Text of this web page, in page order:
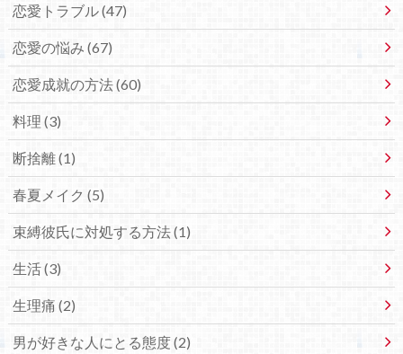
恋愛トラブル (47)
恋愛の悩み (67)
恋愛成就の方法 (60)
料理 (3)
断捨離 (1)
春夏メイク (5)
束縛彼氏に対処する方法 (1)
生活 (3)
生理痛 (2)
男が好きな人にとる態度 (2)